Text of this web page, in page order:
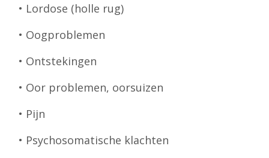
• Lordose (holle rug)
• Oogproblemen
• Ontstekingen
• Oor problemen, oorsuizen
• Pijn
• Psychosomatische klachten